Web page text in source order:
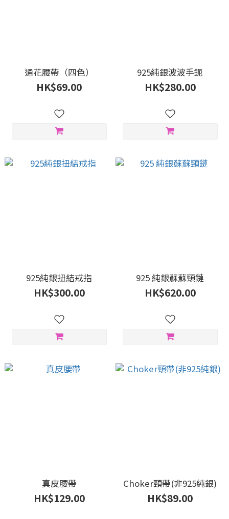
通花腰帶（四色）
HK$69.00
925純銀波波手鈪
HK$280.00
925純銀扭結戒指
HK$300.00
925 純銀蘇蘇頸鏈
HK$620.00
真皮腰帶
HK$129.00
Choker頸帶(非925純銀)
HK$89.00